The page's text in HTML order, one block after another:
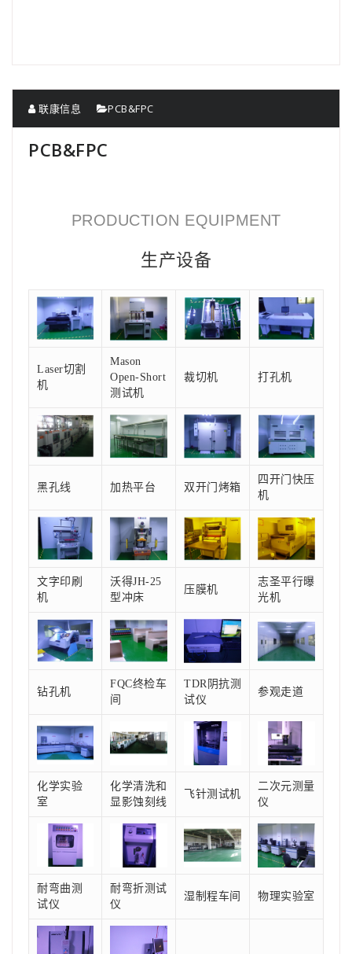
联康信息 PCB&FPC
PCB&FPC
PRODUCTION EQUIPMENT
生产设备
Laser切割
机
Mason
Open-Short
测试机
裁切机 打孔机
黑孔线 加热平台 双开门烤箱
四开门快压
机
文字印刷
机
沃得JH-25
型冲床
压膜机
志圣平行曝
光机
钻孔机
FQC终检车
间
TDR阴抗测
试仪
参观走道
化学实验
室
化学清洗和
显影蚀刻线
飞针测试机
二次元测量
仪
耐弯曲测
试仪
耐弯折测试
仪
湿制程车间 物理实验室